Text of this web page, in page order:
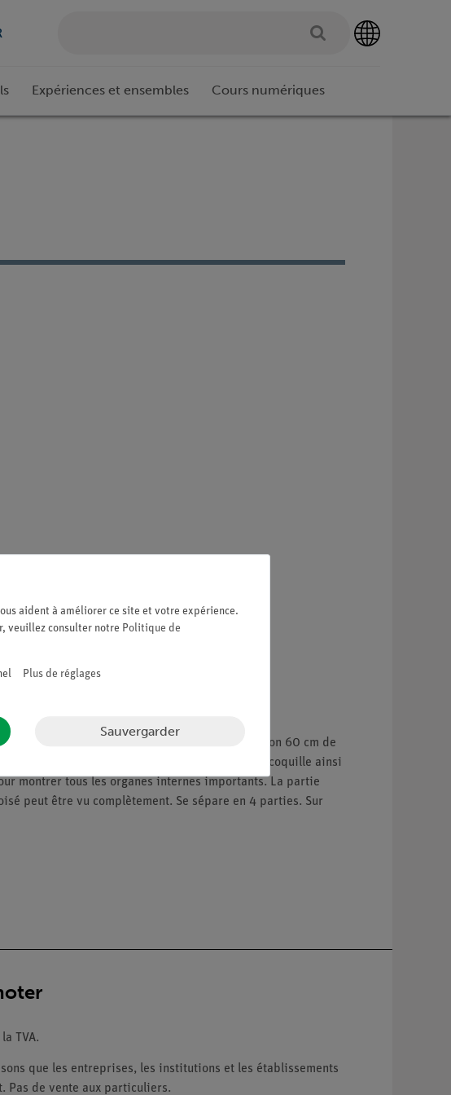
Expériences et ensembles Cours numériques
de biologie (retraité). Le modèle d'environ 60 cm de
l'escargot ouvert. La partie inférieure de la coquille ainsi
montrer tous les organes internes importants. La partie
peut être vu complètement. Se sépare en 4 parties. Sur
TVA.
que les entreprises, les institutions et les établissements
Pas de vente aux particuliers.
aident à améliorer ce site et votre expérience.
veuillez consulter notre Politique de
Plus de réglages
Sauvergarder